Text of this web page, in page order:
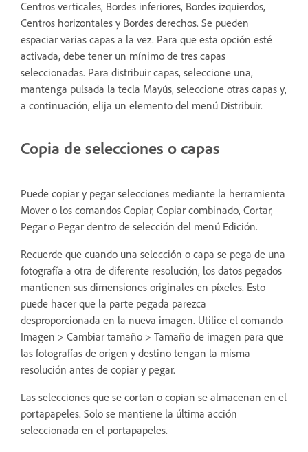
Centros verticales, Bordes inferiores, Bordes izquierdos,
Centros horizontales y Bordes derechos. Se pueden
espaciar varias capas a la vez. Para que esta opción esté
activada, debe tener un mínimo de tres capas
seleccionadas. Para distribuir capas, seleccione una,
mantenga pulsada la tecla Mayús, seleccione otras capas y,
a continuación, elija un elemento del menú Distribuir.
Copia de selecciones o capas
Puede copiar y pegar selecciones mediante la herramienta
Mover o los comandos Copiar, Copiar combinado, Cortar,
Pegar o Pegar dentro de selección del menú Edición.
Recuerde que cuando una selección o capa se pega de una
fotografía a otra de diferente resolución, los datos pegados
mantienen sus dimensiones originales en píxeles. Esto
puede hacer que la parte pegada parezca
desproporcionada en la nueva imagen. Utilice el comando
Imagen > Cambiar tamaño > Tamaño de imagen para que
las fotografías de origen y destino tengan la misma
resolución antes de copiar y pegar.
Las selecciones que se cortan o copian se almacenan en el
portapapeles. Solo se mantiene la última acción
seleccionada en el portapapeles.